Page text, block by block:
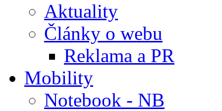
Aktuality
Články o webu
Reklama a PR
Mobility
Notebook - NB